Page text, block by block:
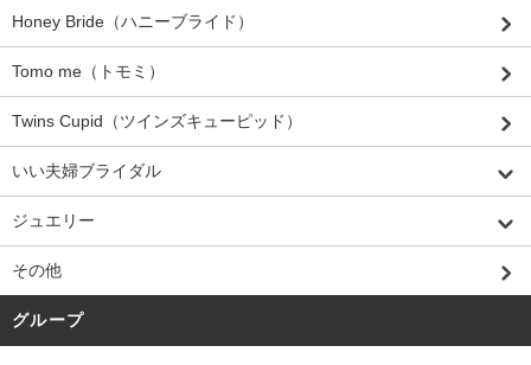
Honey Bride（ハニーブライド）
Tomo me（トモミ）
Twins Cupid（ツインズキューピッド）
いい夫婦ブライダル
ジュエリー
その他
グループ